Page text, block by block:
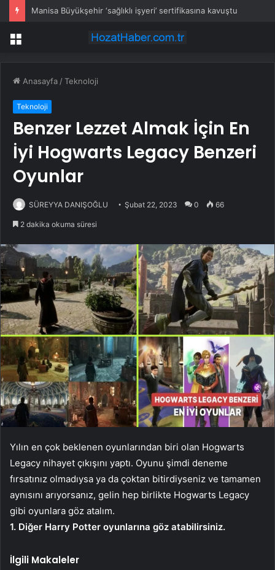
Manisa Büyükşehir ‘sağlıklı işyeri’ sertifikasına kavuştu
Menü
Anasayfa /Teknoloji
Teknoloji
Benzer Lezzet Almak İçin En
İyi Hogwarts Legacy Benzeri
Oyunlar
SÜREYYA DANIŞOĞLU Şubat 22, 2023 0 66
2 dakika okuma süresi
Yılın en çok beklenen oyunlarından biri olan Hogwarts
Legacy nihayet çıkışını yaptı. Oyunu şimdi deneme
fırsatınız olmadıysa ya da çoktan bitirdiyseniz ve tamamen
aynısını arıyorsanız, gelin hep birlikte Hogwarts Legacy
gibi oyunlara göz atalım.
1. Diğer Harry Potter oyunlarına göz atabilirsiniz.
İlgili Makaleler